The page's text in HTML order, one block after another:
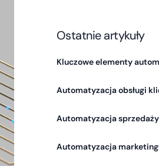
Ostatnie artykuły
Kluczowe elementy
Automatyzacja obsługi
Automatyzacja sprzedaży
Automatyzacja